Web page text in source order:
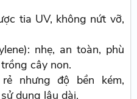
tia UV, không nứt vỡ,
nhẹ, an toàn, phù
cây non.
nhưng độ bền kém,
dụng lâu dài.